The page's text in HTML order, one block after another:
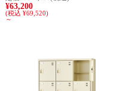
¥63,200
(税込 ¥69,520)
～